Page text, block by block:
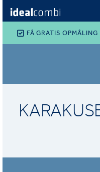
FÅ GRATIS OPMÅLING